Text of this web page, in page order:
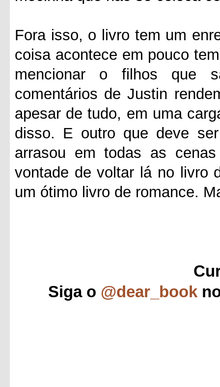
Fora isso, o livro tem um
coisa acontece em pouco
mencionar o filhos que
comentários de Justin
apesar de tudo, em uma
disso. E outro que deve
arrasou em todas as
vontade de voltar lá no livro
um ótimo livro de romance.
Siga o @dear_book